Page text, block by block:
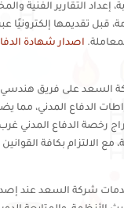
إعداد التقارير الفنية
قبل تقديمها إلكترونيًا
اصدار شهادة
السعد على فريق هندسي
الدفاع المدني، مما
رخصة الدفاع المدني
مع الالتزام بكافة القوانين
شركة السعد عند